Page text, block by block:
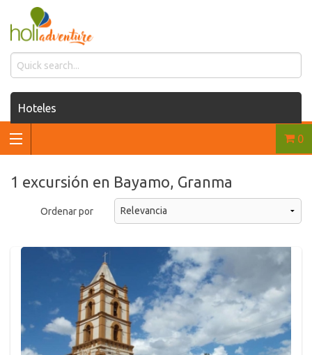
Hoteles
Casas de renta
Renta de autos
Traslados
0
1 excursión en Bayamo, Granma
Ordenar por